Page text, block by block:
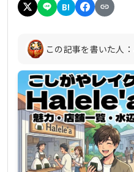
B!
この記事を書いた人：